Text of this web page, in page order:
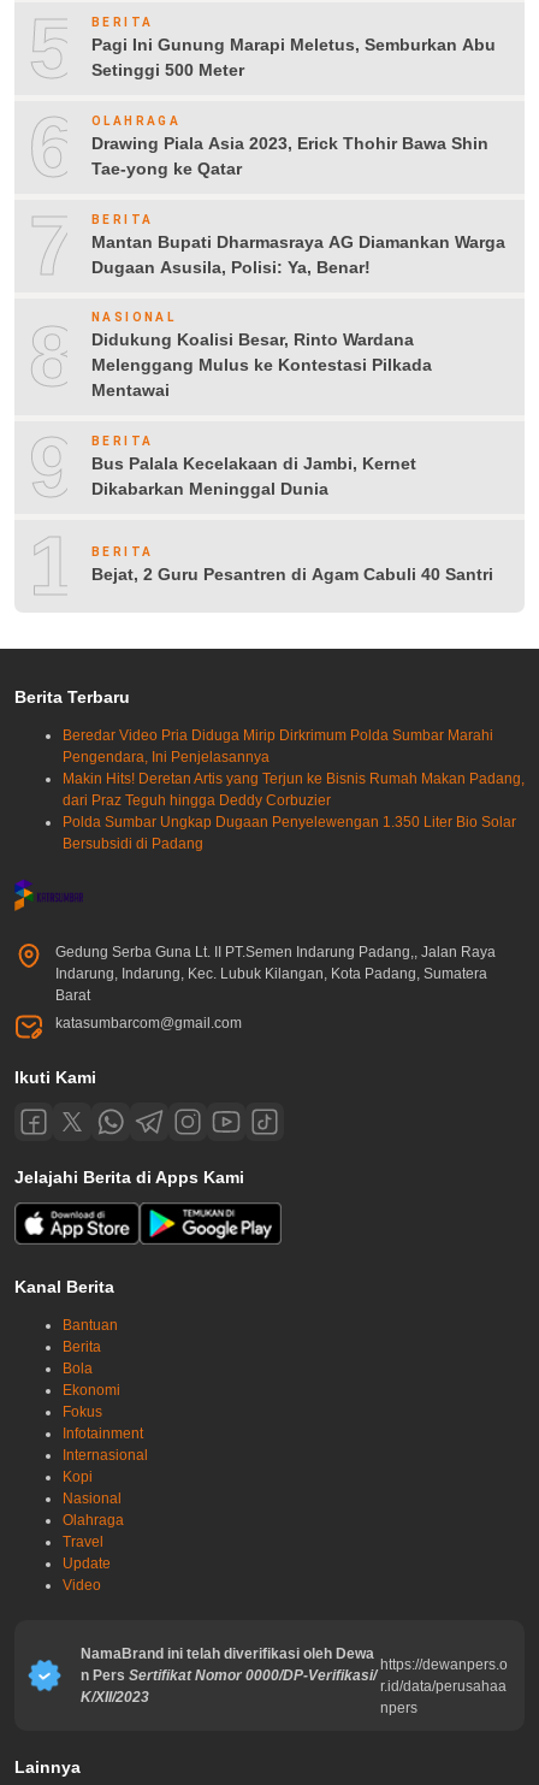
5 BERITA
Pagi Ini Gunung Marapi Meletus, Semburkan Abu
Setinggi 500 Meter
6 OLAHRAGA
Drawing Piala Asia 2023, Erick Thohir Bawa Shin
Tae-yong ke Qatar
7 BERITA
Mantan Bupati Dharmasraya AG Diamankan Warga
Dugaan Asusila, Polisi: Ya, Benar!
8 NASIONAL
Didukung Koalisi Besar, Rinto Wardana
Melenggang Mulus ke Kontestasi Pilkada
Mentawai
9 BERITA
Bus Palala Kecelakaan di Jambi, Kernet
Dikabarkan Meninggal Dunia
10BERITA
Bejat, 2 Guru Pesantren di Agam Cabuli 40 Santri
Berita Terbaru
Beredar Video Pria Diduga Mirip Dirkrimum Polda Sumbar Marahi
Pengendara, Ini Penjelasannya
Makin Hits! Deretan Artis yang Terjun ke Bisnis Rumah Makan Padang,
dari Praz Teguh hingga Deddy Corbuzier
Polda Sumbar Ungkap Dugaan Penyelewengan 1.350 Liter Bio Solar
Bersubsidi di Padang
Gedung Serba Guna Lt. II PT.Semen Indarung Padang,, Jalan Raya
Indarung, Indarung, Kec. Lubuk Kilangan, Kota Padang, Sumatera
Barat
katasumbarcom@gmail.com
Ikuti Kami
Jelajahi Berita di Apps Kami
Kanal Berita
Bantuan
Berita
Bola
Ekonomi
Fokus
Infotainment
Internasional
Kopi
Nasional
Olahraga
Travel
Update
Video
NamaBrand ini telah diverifikasi oleh Dewa
n Pers Sertifikat Nomor 0000/DP-Verifikasi/
K/XII/2023
https://dewanpers.o
r.id/data/perusahaa
npers
Lainnya